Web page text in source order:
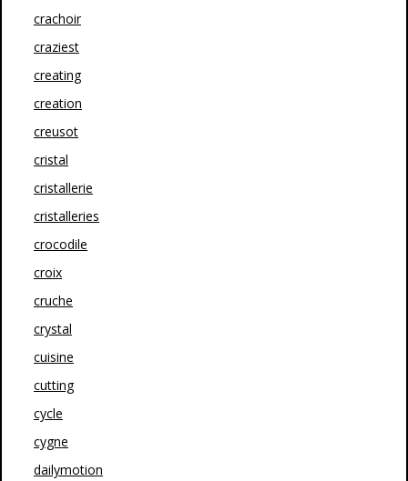
crachoir
craziest
creating
creation
creusot
cristal
cristallerie
cristalleries
crocodile
croix
cruche
crystal
cuisine
cutting
cycle
cygne
dailymotion